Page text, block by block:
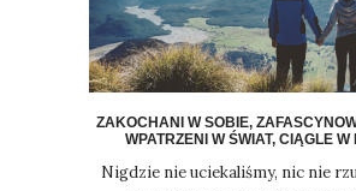
ZAKOCHANI W SOBIE,
WPATRZENI W ŚWIAT, CIĄGLE W
Nigdzie nie uciekaliśmy, nic nie